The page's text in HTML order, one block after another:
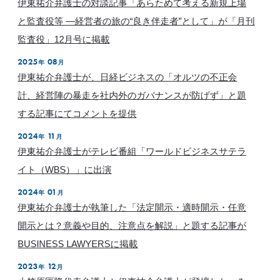
伊東祐介弁護士の対談記事「あらためて考える新規上場
と監査役等 ―経営者の旅の“良き伴走者”として」が「月刊
監査役」12月号に掲載
2025 年 08 月
伊東祐介弁護士が、日経ビジネスの「オルツの不正会
計、経営陣の暴走を社内外のガバナンスが防げず」と題
する記事にてコメントを提供
2024年 11 月
伊東祐介弁護士がテレビ番組「ワールドビジネスサテラ
イト（WBS）」に出演
2024年 01 月
伊東祐介弁護士が執筆した「法定開示・適時開示・任意
開示とは？意義や目的、注意点を解説」と題する記事が
BUSINESS LAWYERSに掲載
2023 年 12 月